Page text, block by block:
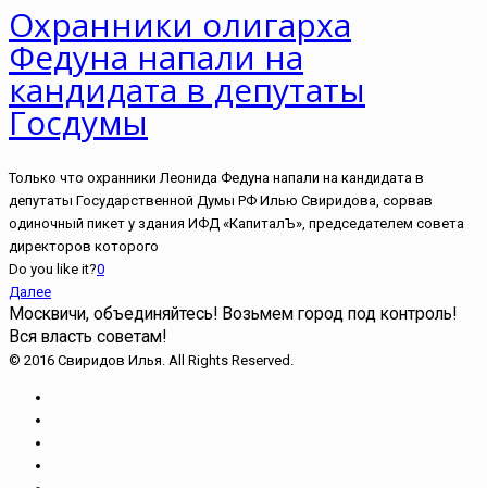
Охранники олигарха
Федуна напали на
кандидата в депутаты
Госдумы
Только что охранники Леонида Федуна напали на кандидата в
депутаты Государственной Думы РФ Илью Свиридова, сорвав
одиночный пикет у здания ИФД «КапиталЪ», председателем совета
директоров которого
Do you like it?0
Далее
Москвичи, объединяйтесь! Возьмем город под контроль!
Вся власть советам!
© 2016 Свиридов Илья. All Rights Reserved.